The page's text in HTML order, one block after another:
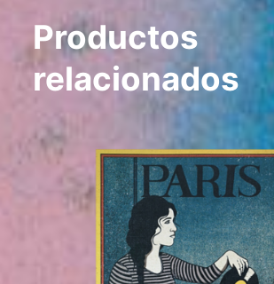
Productos
relacionados